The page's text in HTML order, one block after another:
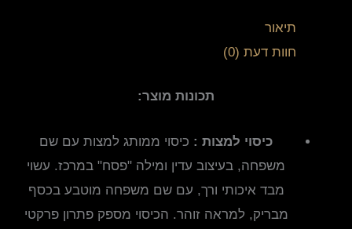
תיאור
חוות דעת (0)
תכונות מוצר:
כיסוי למצות : כיסוי ממותג למצות עם שם
משפחה, בעיצוב עדין ומילה "פסח" במרכז. עשוי
מבד איכותי ורך, עם שם משפחה מוטבע בכסף
מבריק, למראה זוהר. הכיסוי מספק פתרון פרקטי